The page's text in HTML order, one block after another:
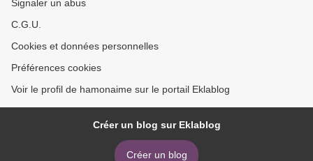
Signaler un abus
C.G.U.
Cookies et données personnelles
Préférences cookies
Voir le profil de hamonaime sur le portail Eklablog
Créer un blog sur Eklablog
Créer un blog